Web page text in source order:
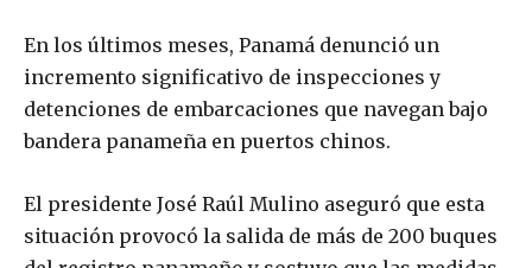
En los últimos meses, Panamá denunció un
incremento significativo de inspecciones y
detenciones de embarcaciones que navegan bajo
bandera panameña en puertos chinos.
El presidente José Raúl Mulino aseguró que esta
situación provocó la salida de más de 200 buques